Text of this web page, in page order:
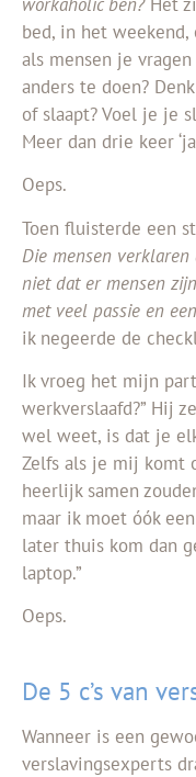
bed, in het
als mensen je
anders te doen?
of slaapt? Voel je je
Meer dan drie keer
Oeps.
Toen fluisterde een
Die mensen
niet dat er mensen
met veel passie en
ik negeerde de
Ik vroeg het mijn
werkverslaafd?” Hij
wel weet, is dat je
Zelfs als je mij komt
heerlijk samen
maar ik moet óók een
later thuis kom dan
laptop.”
Oeps.
De 5 c’s van
Wanneer is een
verslavingsexperts